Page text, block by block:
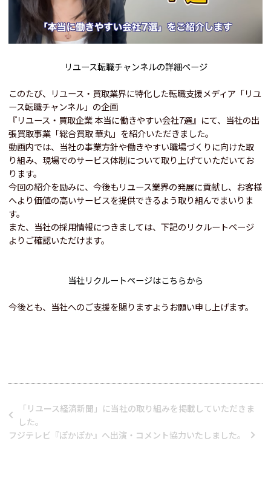
リユース転職チャンネルの詳細ページ
このたび、リユース・買取業界に特化した転職支援メディア「リユ
ース転職チャンネル」の企画
『リユース・買取企業 本当に働きやすい会社7選』にて、当社の出
張買取事業「総合買取 華丸」を紹介いただきました。
動画内では、当社の事業方針や働きやすい職場づくりに向けた取
り組み、現場でのサービス体制について取り上げていただいてお
ります。
今回の紹介を励みに、今後もリユース業界の発展に貢献し、お客様
へより価値の高いサービスを提供できるよう取り組んでまいりま
す。
また、当社の採用情報につきましては、下記のリクルートページ
よりご確認いただけます。
当社リクルートページはこちらから
今後とも、当社へのご支援を賜りますようお願い申し上げます。
「リユース経済新聞」に当社の取り組みを掲載していただきま
した。
フジテレビ『ぽかぽか』へ出演・コメント協力いたしました。